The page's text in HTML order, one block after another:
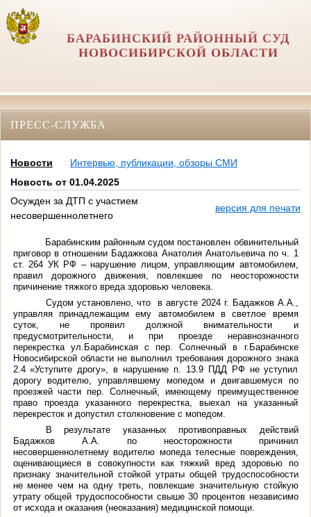
БАРАБИНСКИЙ РАЙОННЫЙ СУД
НОВОСИБИРСКОЙ ОБЛАСТИ
ПРЕСС-СЛУЖБА
Новости
Интервью, публикации, обзоры СМИ
Новость от 01.04.2025
Осужден за ДТП с участием
несовершеннолетнего
версия для печати
Барабинским районным судом постановлен обвинительный
приговор в отношении Бадажкова Анатолия Анатольевича по ч. 1
ст. 264 УК РФ – нарушение лицом, управляющим автомобилем,
правил дорожного движения, повлекшее по неосторожности
причинение тяжкого вреда здоровью человека.
Судом установлено, что в августе 2024 г. Бадажков А.А.,
управляя принадлежащим ему автомобилем в светлое время
суток, не проявил должной внимательности и
предусмотрительности, и при проезде неравнозначного
перекрестка ул.Барабинская с пер. Солнечный в г.Барабинске
Новосибирской области не выполнил требования дорожного знака
2.4 «Уступите дрогу», в нарушение п. 13.9 ПДД РФ не уступил
дорогу водителю, управлявшему мопедом и двигавшемуся по
проезжей части пер. Солнечный, имеющему преимущественное
право проезда указанного перекрестка, выехал на указанный
перекресток и допустил столкновение с мопедом.
В результате указанных противоправных действий
Бадажков А.А. по неосторожности причинил
несовершеннолетнему водителю мопеда телесные повреждения,
оценивающиеся в совокупности как тяжкий вред здоровью по
признаку значительной стойкой утраты общей трудоспособности
не менее чем на одну треть, повлекшие значительную стойкую
утрату общей трудоспособности свыше 30 процентов независимо
от исхода и оказания (неоказания) медицинской помощи.